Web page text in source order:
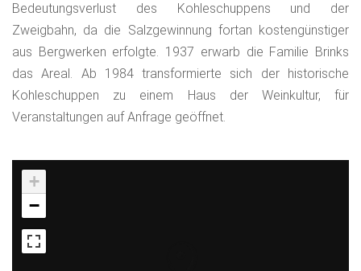
Bedeutungsverlust des Kohleschuppens und der
Zweigbahn, da die Salzgewinnung fortan kostengünstiger
aus Bergwerken erfolgte. 1937 erwarb die Familie Brinks
das Areal. Ab 1984 transformierte sich der historische
Kohleschuppen zu einem Haus der Weinkultur, für
Veranstaltungen auf Anfrage geöffnet.
+
−